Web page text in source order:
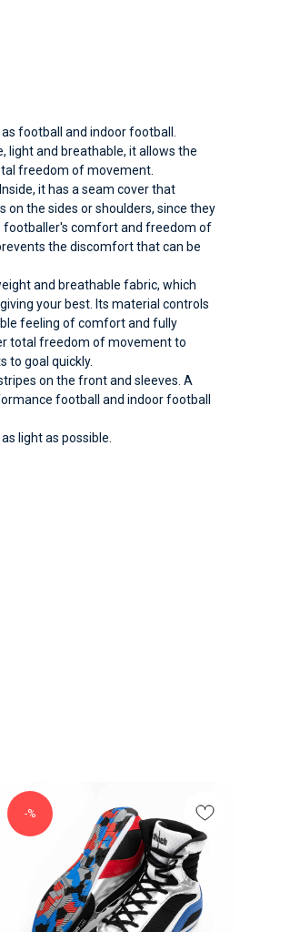
football and indoor football.
light and breathable, it allows the
freedom of movement.
it has a seam cover that
on the sides or shoulders, since they
footballer's comfort and freedom of
the discomfort that can be
and breathable fabric, which
your best. Its material controls
feeling of comfort and fully
total freedom of movement to
to goal quickly.
on the front and sleeves. A
football and indoor football
light as possible.
-%